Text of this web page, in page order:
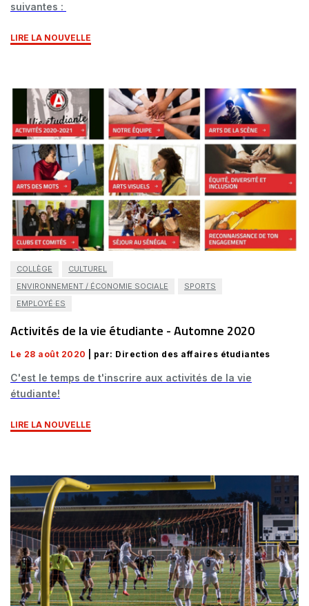
suivantes :
LIRE LA NOUVELLE
COLLÈGE
CULTUREL
ENVIRONNEMENT / ÉCONOMIE SOCIALE
SPORTS
EMPLOYÉ·ES
Activités de la vie étudiante - Automne 2020
Le 28 août 2020 | par: Direction des affaires étudiantes
C'est le temps de t'inscrire aux activités de la vie
étudiante!
LIRE LA NOUVELLE